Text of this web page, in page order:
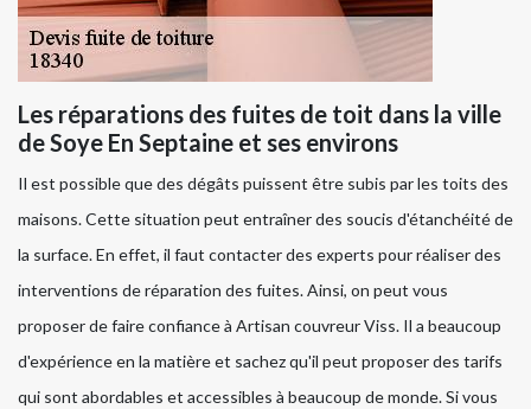
Les réparations des fuites de toit dans la ville
de Soye En Septaine et ses environs
Il est possible que des dégâts puissent être subis par les toits des
maisons. Cette situation peut entraîner des soucis d'étanchéité de
la surface. En effet, il faut contacter des experts pour réaliser des
interventions de réparation des fuites. Ainsi, on peut vous
proposer de faire confiance à Artisan couvreur Viss. Il a beaucoup
d'expérience en la matière et sachez qu'il peut proposer des tarifs
qui sont abordables et accessibles à beaucoup de monde. Si vous